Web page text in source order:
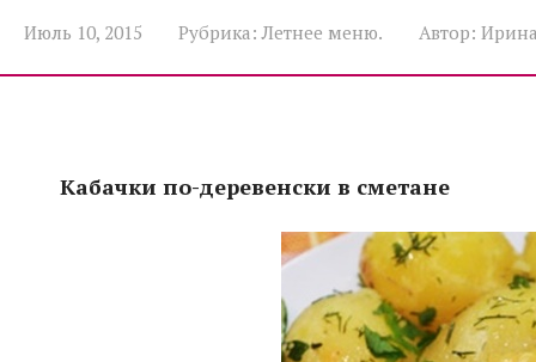
Июль 10, 2015 Рубрика: Летнее меню. Автор:
Кабачки по-деревенски в сметане